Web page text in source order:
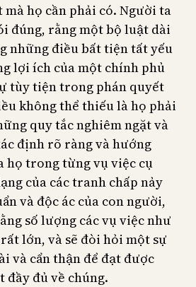
họ cần phải có. Người ta
đúng, rằng một bộ luật dài
những điều bất tiện tất yếu
lợi ích của một chính phủ
tùy tiện trong phán quyết
không thể thiếu là họ phải
quy tắc nghiêm ngặt và
định rõ ràng và hướng
họ trong từng vụ việc cụ
của các tranh chấp nảy
và độc ác của con người,
số lượng các vụ việc như
lớn, và sẽ đòi hỏi một sự
và cẩn thận để đạt được
đủ về chúng.